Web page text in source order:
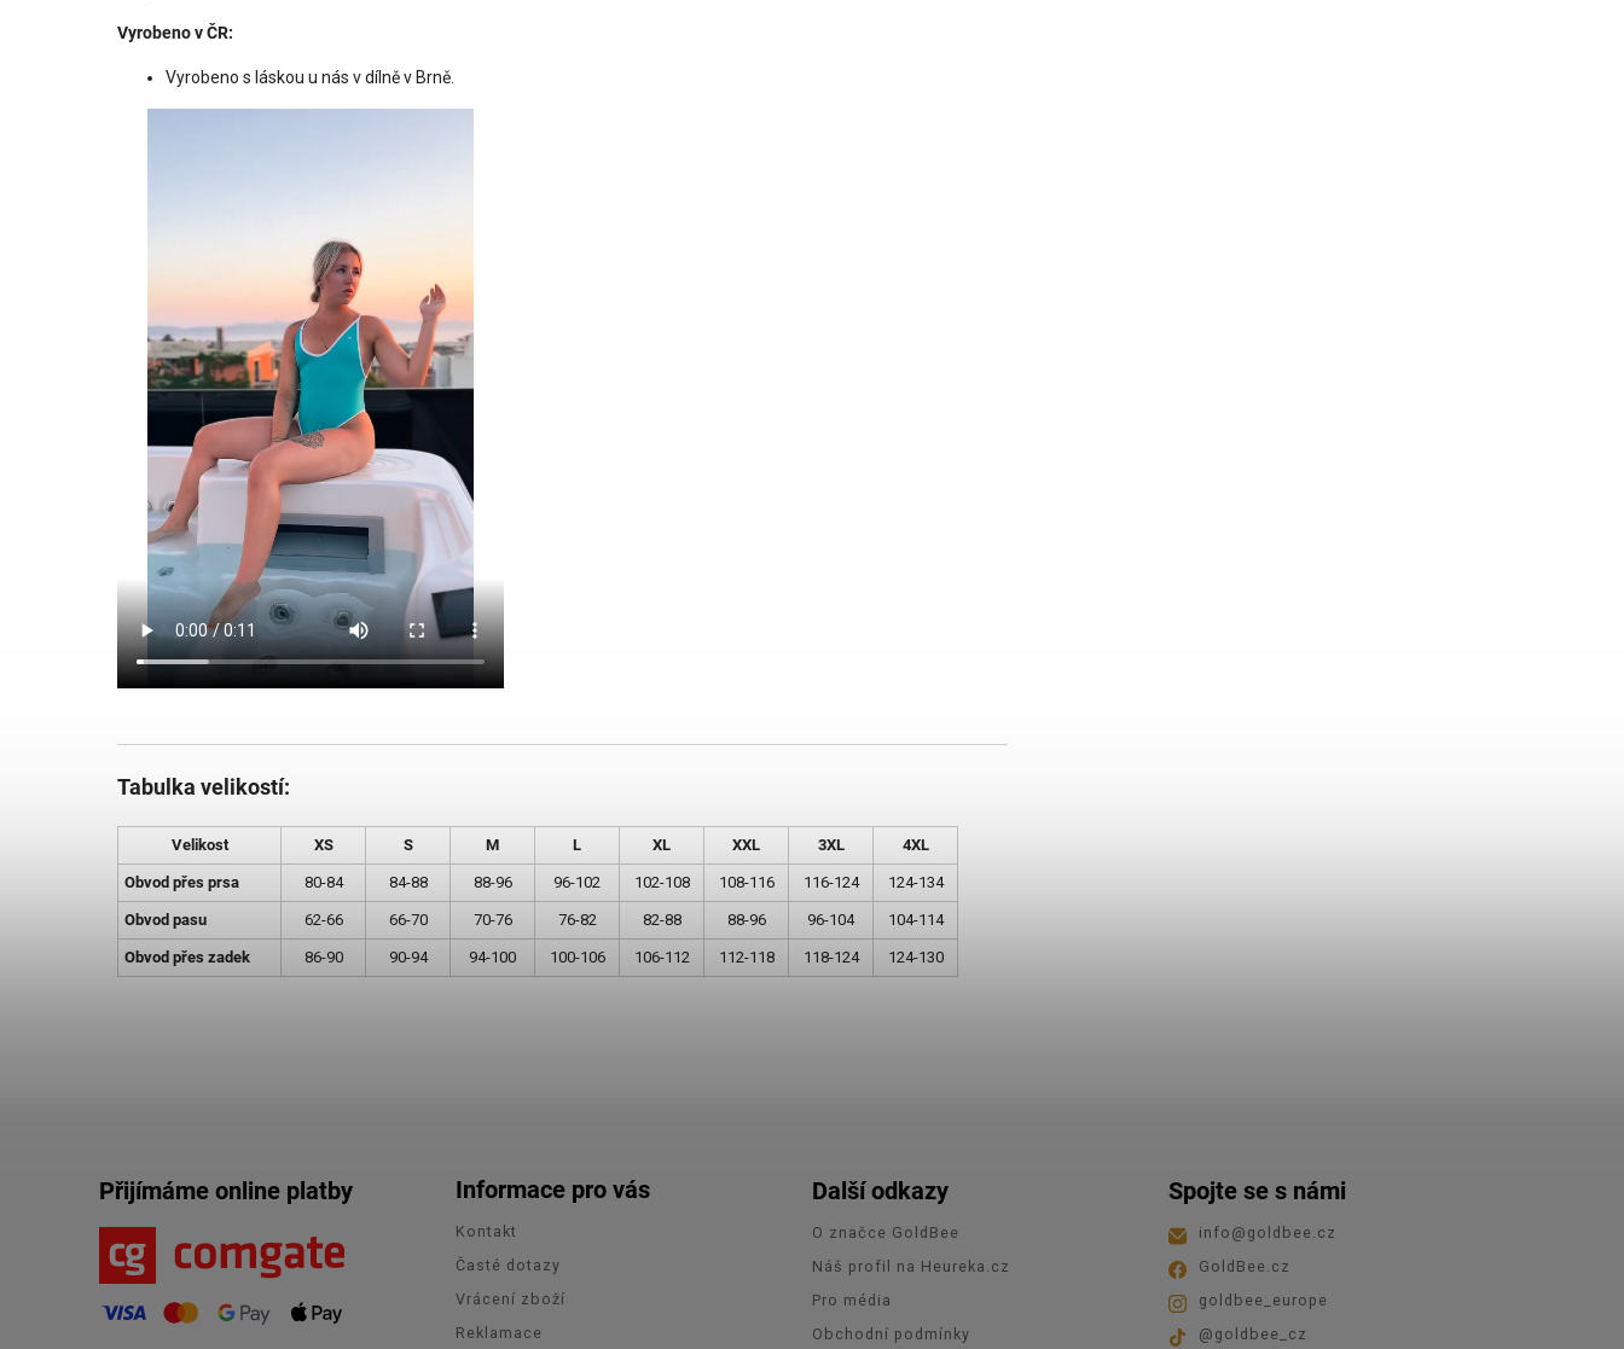
Vyrobeno v ČR:
Vyrobeno s láskou u nás v dílně v Brně.
Tabulka velikostí:
Velikost XS S M L XL XXL 3XL 4XL
Obvod přes prsa 80-84 84-88 88-96 96-102 102-108 108-116 116-124 124-134
Obvod pasu 62-66 66-70 70-76 76-82 82-88 88-96 96-104 104-114
Obvod přes zadek 86-90 90-94 94-100 100-106 106-112 112-118 118-124 124-130
Přijímáme online platby Informace pro vás
Kontakt
Časté dotazy
Vrácení zboží
Reklamace
Další odkazy
O značce GoldBee
Náš profil na Heureka.cz
Pro média
Obchodní podmínky
Spojte se s námi
info @ goldbee.cz
GoldBee.cz
goldbee_europe
@goldbee_cz